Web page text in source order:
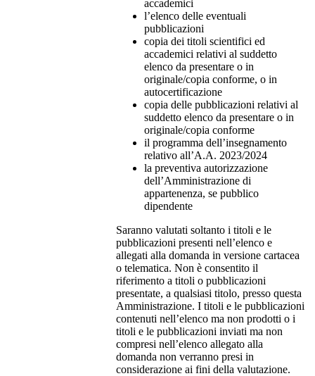
accademici
l’elenco delle eventuali
pubblicazioni
copia dei titoli scientifici ed
accademici relativi al suddetto
elenco da presentare o in
originale/copia conforme, o in
autocertificazione
copia delle pubblicazioni relativi al
suddetto elenco da presentare o in
originale/copia conforme
il programma dell’insegnamento
relativo all’A.A. 2023/2024
la preventiva autorizzazione
dell’Amministrazione di
appartenenza, se pubblico
dipendente
Saranno valutati soltanto i titoli e le
pubblicazioni presenti nell’elenco e
allegati alla domanda in versione cartacea
o telematica. Non è consentito il
riferimento a titoli o pubblicazioni
presentate, a qualsiasi titolo, presso questa
Amministrazione. I titoli e le pubblicazioni
contenuti nell’elenco ma non prodotti o i
titoli e le pubblicazioni inviati ma non
compresi nell’elenco allegato alla
domanda non verranno presi in
considerazione ai fini della valutazione.